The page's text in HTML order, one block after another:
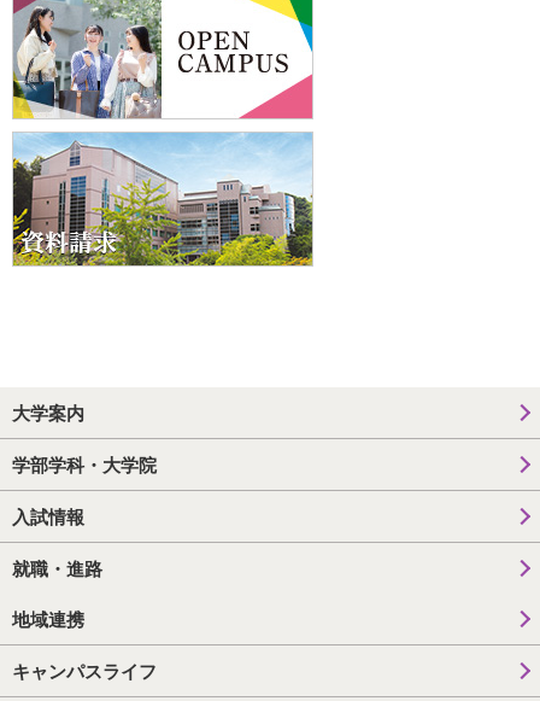
大学案内
学部学科・大学院
入試情報
就職・進路
地域連携
キャンパスライフ